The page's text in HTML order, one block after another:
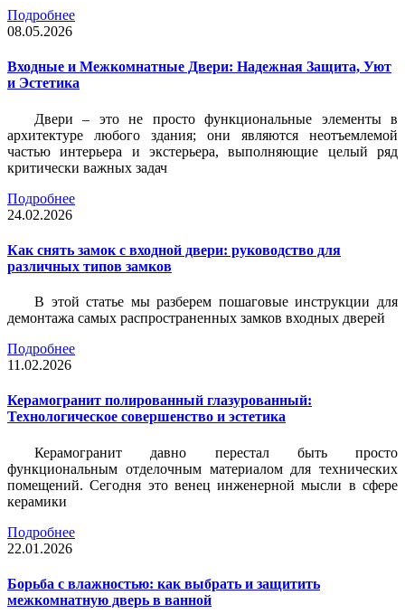
Подробнее
08.05.2026
Входные и Межкомнатные Двери: Надежная Защита, Уют
и Эстетика
Двери – это не просто функциональные элементы в
архитектуре любого здания; они являются неотъемлемой
частью интерьера и экстерьера, выполняющие целый ряд
критически важных задач
Подробнее
24.02.2026
Как снять замок с входной двери: руководство для
различных типов замков
В этой статье мы разберем пошаговые инструкции для
демонтажа самых распространенных замков входных дверей
Подробнее
11.02.2026
Керамогранит полированный глазурованный:
Технологическое совершенство и эстетика
Керамогранит давно перестал быть просто
функциональным отделочным материалом для технических
помещений. Сегодня это венец инженерной мысли в сфере
керамики
Подробнее
22.01.2026
Борьба с влажностью: как выбрать и защитить
межкомнатную дверь в ванной